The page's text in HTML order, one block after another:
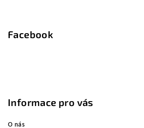
Facebook
Informace pro vás
O nás